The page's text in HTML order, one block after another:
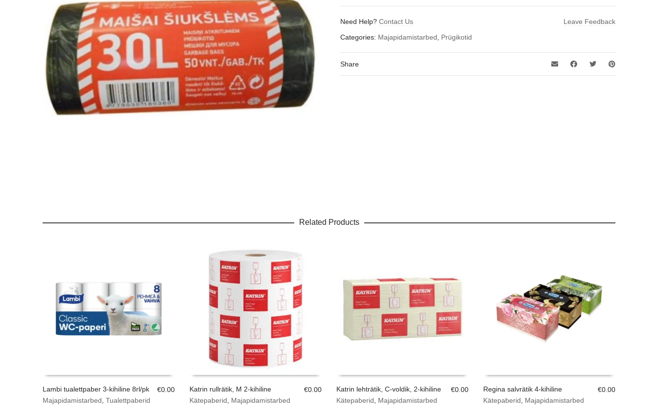
Need Help?Contact Us
Leave Feedback
Categories: Majapidamistarbed Prügikotid
Share
Related Products
Lambi tualettpaber 3-kihiline 8rl/pk
Majapidamistarbed Tualettpaberid
€0.00
Katrin rullrätik, M 2-kihiline
Kätepaberid
Majapidamistarbed
€0.00
Katrin lehträtik, C-voldik, 2-kihiline
Kätepaberid
Majapidamistarbed
€0.00
Regina salvrätik 4-kihiline
Kätepaberid
Majapidamistarbed
€0.00